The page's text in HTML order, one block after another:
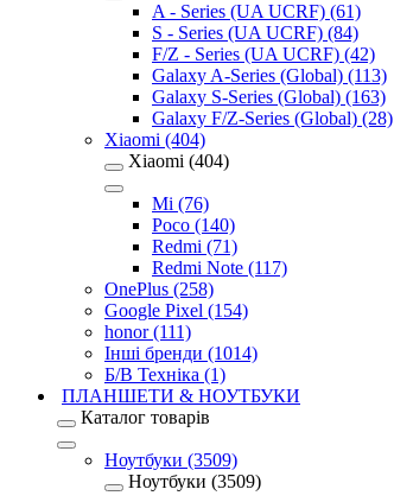
A - Series (UA UCRF) (61)
S - Series (UA UCRF) (84)
F/Z - Series (UA UCRF) (42)
Galaxy A-Series (Global) (113)
Galaxy S-Series (Global) (163)
Galaxy F/Z-Series (Global) (28)
Xiaomi (404)
Xiaomi (404)
Mi (76)
Poco (140)
Redmi (71)
Redmi Note (117)
OnePlus (258)
Google Pixel (154)
honor (111)
Інші бренди (1014)
Б/В Техніка (1)
ПЛАНШЕТИ & НОУТБУКИ
Каталог товарів
Ноутбуки (3509)
Ноутбуки (3509)